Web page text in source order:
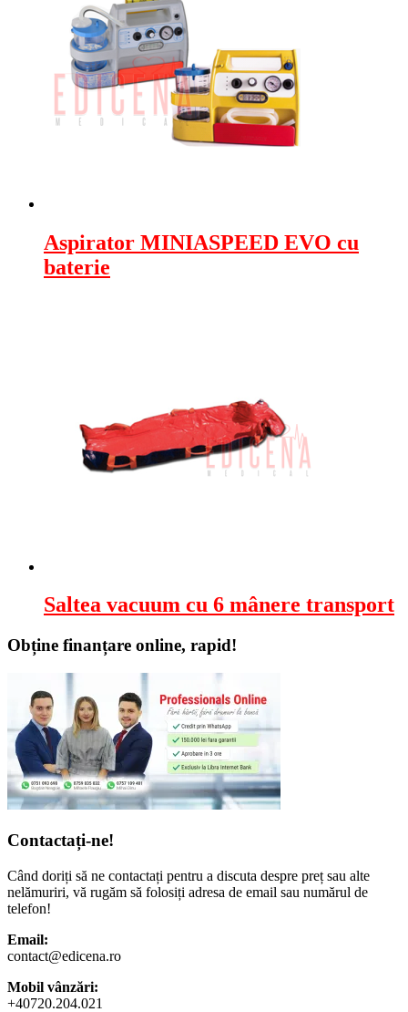
Aspirator MINIASPEED EVO cu
baterie
Saltea vacuum cu 6 mânere transport
Obține finanțare online, rapid!
Contactați-ne!
Când doriți să ne contactați pentru a discuta despre preț sau alte
nelămuriri, vă rugăm să folosiți adresa de email sau numărul de
telefon!
Email:
contact@edicena.ro
Mobil vânzări:
+40720.204.021